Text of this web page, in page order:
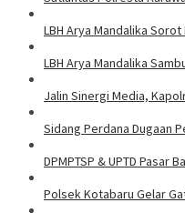
LBH Arya Mandalika
LBH Arya Mandalika
Jalin Sinergi Media,
Sidang Perdana Dugaan
DPMPTSP & UPTD Pasar
Polsek Kotabaru Gelar